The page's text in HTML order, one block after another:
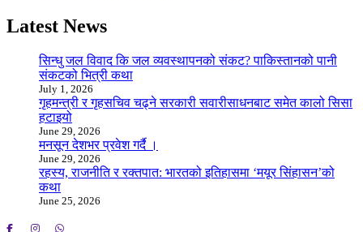
Latest News
सिन्धु जल विवाद कि जल व्यवस्थापनको संकट? पाकिस्तानको पानी
संकटको भित्री कथा
July 1, 2026
गृहमन्त्री र गृहसचिव चढ्ने सरकारी सवारीसाधनबाट समेत कालो सिसा
हटाइयो
June 29, 2026
मनसून देशभर प्रवेश गर्दै ।
June 29, 2026
रहस्य, राजनीति र रक्तपात: भारतको इतिहासमा ‘मयूर सिंहासन’को
कथा
June 25, 2026